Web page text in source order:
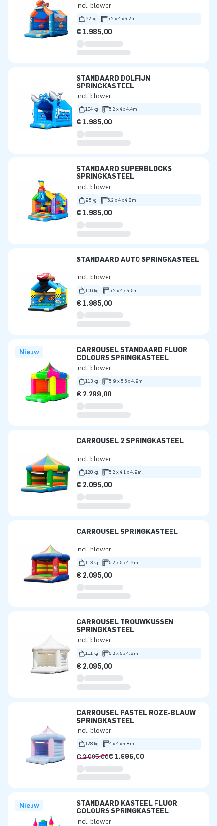
Incl. blower
92 kg 5.2 x 4 x 4.2m
€ 1.985,00
STANDAARD DOLFIJN
SPRINGKASTEEL
Incl. blower
104 kg 5.2 x 4 x 4.4m
€ 1.985,00
STANDAARD SUPERBLOCKS
SPRINGKASTEEL
Incl. blower
95 kg 5.2 x 4 x 4.8m
€ 1.985,00
STANDAARD AUTO SPRINGKASTEEL
Incl. blower
106 kg 5.2 x 4 x 4.5m
€ 1.985,00
Nieuw
CARROUSEL STANDAARD FLUOR
COLOURS SPRINGKASTEEL
Incl. blower
113 kg 5.9 x 5.5 x 4.9m
€ 2.299,00
CARROUSEL 2 SPRINGKASTEEL
Incl. blower
120 kg 5.2 x 4.1 x 4.9m
€ 2.095,00
CARROUSEL SPRINGKASTEEL
Incl. blower
113 kg 5.2 x 5 x 4.9m
€ 2.095,00
CARROUSEL TROUWKUSSEN
SPRINGKASTEEL
Incl. blower
111 kg 5.2 x 5 x 4.9m
€ 2.095,00
CARROUSEL PASTEL ROZE-BLAUW
SPRINGKASTEEL
Incl. blower
128 kg 4 x 4 x 4.8m
€ 2.095,00€ 1.995,00
Nieuw
STANDAARD KASTEEL FLUOR
COLOURS SPRINGKASTEEL
Incl. blower